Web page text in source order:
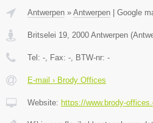
Antwerpen » Antwerpen Google
Britselei 19, 2000 Antwerpen (
Tel: -, Fax: -, BTW-nr: -
E-mail › Brody Offices
Website: https://www.brody-